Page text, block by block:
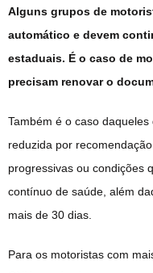
Alguns grupos de
automático e devem
estaduais. É o caso de
precisam renovar o
Também é o caso
reduzida por
progressivas ou condições
contínuo de saúde, além
mais de 30 dias.
Para os motoristas com